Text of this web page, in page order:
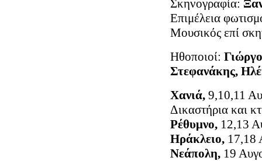
Σκηνογραφία:
Επιμέλεια
Μουσικός επί
Ηθοποιοί:
Στεφανάκης,
Χανιά, 9,10,11
Δικαστήρια και
Ρέθυμνο, 12,13
Ηράκλειο, 17,18
Νεάπολη, 19